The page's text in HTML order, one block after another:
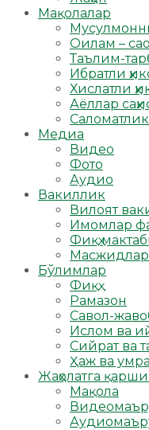
Мақолалар
Оилам –
Таълим-
Ибратли
Хислатли
Аёллар
Саломатлик
Медиа
Видео
Фото
Аудио
Вакиллик
Вилоят
Имомлар
Фиқҳ
Масжидлар
Бўлимлар
Фиқҳ
Рамазон
Савол-
Ислом ва
Сийрат ва
Ҳаж ва умра
Жаҳолатга
Мақола